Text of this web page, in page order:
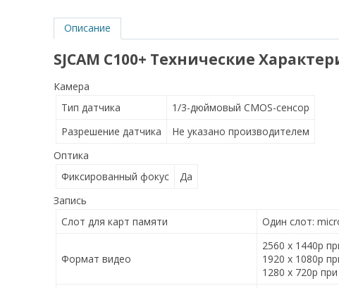
Описание
SJCAM C100+ Технические
Камера
Тип датчика
1/3-дюймовый CMOS-сенсор
Разрешение датчика
Не указано производителем
Оптика
Фиксированный фокус
Да
Запись
Слот для карт памяти
Один слот:
Формат видео
2560 x 1440p
1920 x 1080p
1280 x 720p